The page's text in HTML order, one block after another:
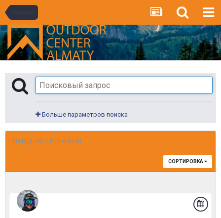
Больше параметров поиска
НАЙДЕНО 1 РЕЗУЛЬТАТ
СОРТИРОВКА